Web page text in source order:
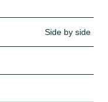
Side by side